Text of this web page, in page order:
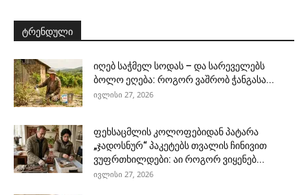
ტრენდული
იღებ საჭმელ სოდას – და სარეველებს
ბოლო ეღება: როგორ ვაშრობ ჭანგასა...
ივლისი 27, 2026
ფეხსაცმლის კოლოფებიდან პატარა
„ჯადოსნურ“ პაკეტებს თვალის ჩინივით
ვუფრთხილდები: აი როგორ ვიყენებ...
ივლისი 27, 2026